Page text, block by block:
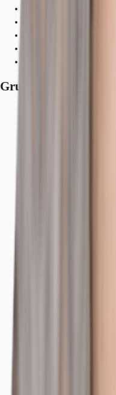
Grundrisse